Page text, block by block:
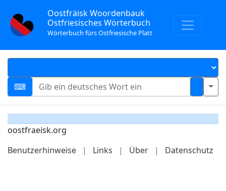
Oostfräisk Woordenbauk
Ostfriesisches Wörterbuch
Wörterbuch fürs Ostfriesische Platt
oostfraeisk.org
Benutzerhinweise
| Links | Über | Datenschutz